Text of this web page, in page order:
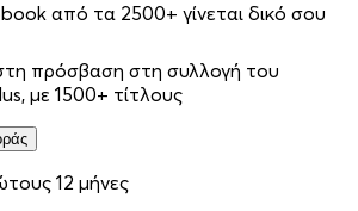
από τα 2500+ γίνεται δικό σου
πρόσβαση στη συλλογή του
με 1500+ τίτλους
12 μήνες